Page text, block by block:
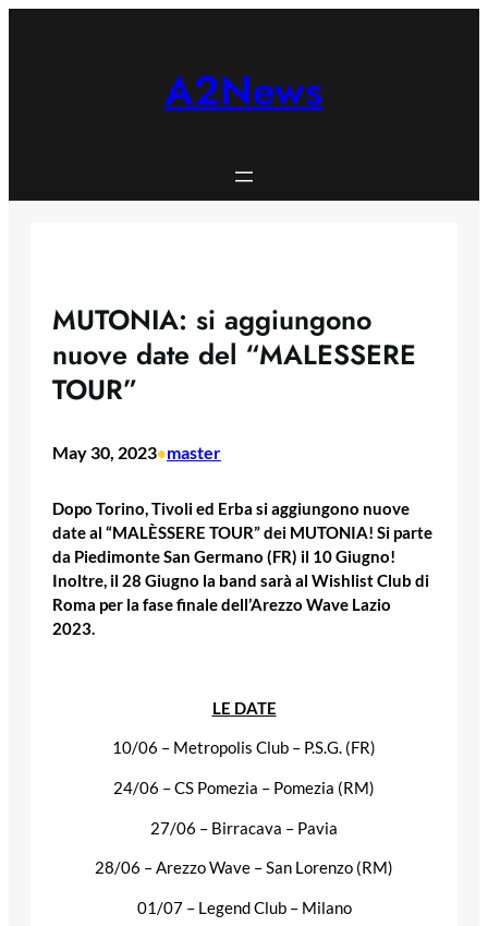
A2News
MUTONIA: si aggiungono
nuove date del “MALESSERE
TOUR”
May 30, 2023•master
Dopo Torino, Tivoli ed Erba si aggiungono nuove
date al “MALÈSSERE TOUR” dei MUTONIA! Si parte
da Piedimonte San Germano (FR) il 10 Giugno!
Inoltre, il 28 Giugno la band sarà al Wishlist Club di
Roma per la fase finale dell’Arezzo Wave Lazio
2023.
LE DATE
10/06 – Metropolis Club – P.S.G. (FR)
24/06 – CS Pomezia – Pomezia (RM)
27/06 – Birracava – Pavia
28/06 – Arezzo Wave – San Lorenzo (RM)
01/07 – Legend Club – Milano